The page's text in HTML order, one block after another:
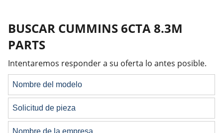
BUSCAR CUMMINS 6CTA 8.3M
PARTS
Intentaremos responder a su oferta lo antes posible.